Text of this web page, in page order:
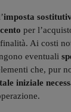
imposta
per
Ai costi
eventuali
che, pur
iniziale